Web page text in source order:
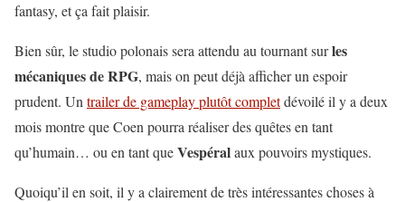
fantasy, et ça fait plaisir.
Bien sûr, le studio polonais sera attendu au tournant surles
mécaniques de RPG, mais on peut déjà afficher un espoir
prudent. Un trailer de gameplay plutôt completdévoilé il y a deux
mois montre que Coen pourra réaliser des quêtes en tant
qu’humain… ou en tant queVespéralaux pouvoirs mystiques.
Quoiqu’il en soit, il y a clairement de très intéressantes choses à